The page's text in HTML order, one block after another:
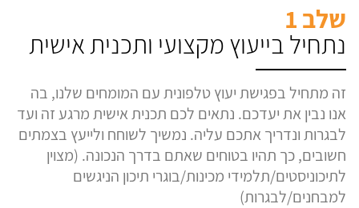
שלב 1
נתחיל בייעוץ מקצועי ותכנית אישית
זה מתחיל בפגישת יעוץ טלפונית עם המומחים שלנו, בה
אנו נבין את יעדכם. נתאים לכם תכנית אישית מרגע זה ועד
לבגרות ונדריך אתכם עליה. נמשיך לשוחח ולייעץ בצמתים
חשובים, כך תהיו בטוחים שאתם בדרך הנכונה. (מצוין
לתיכוניסטים/תלמידי מכינות/בוגרי תיכון הניגשים
למבחנים/לבגרות)